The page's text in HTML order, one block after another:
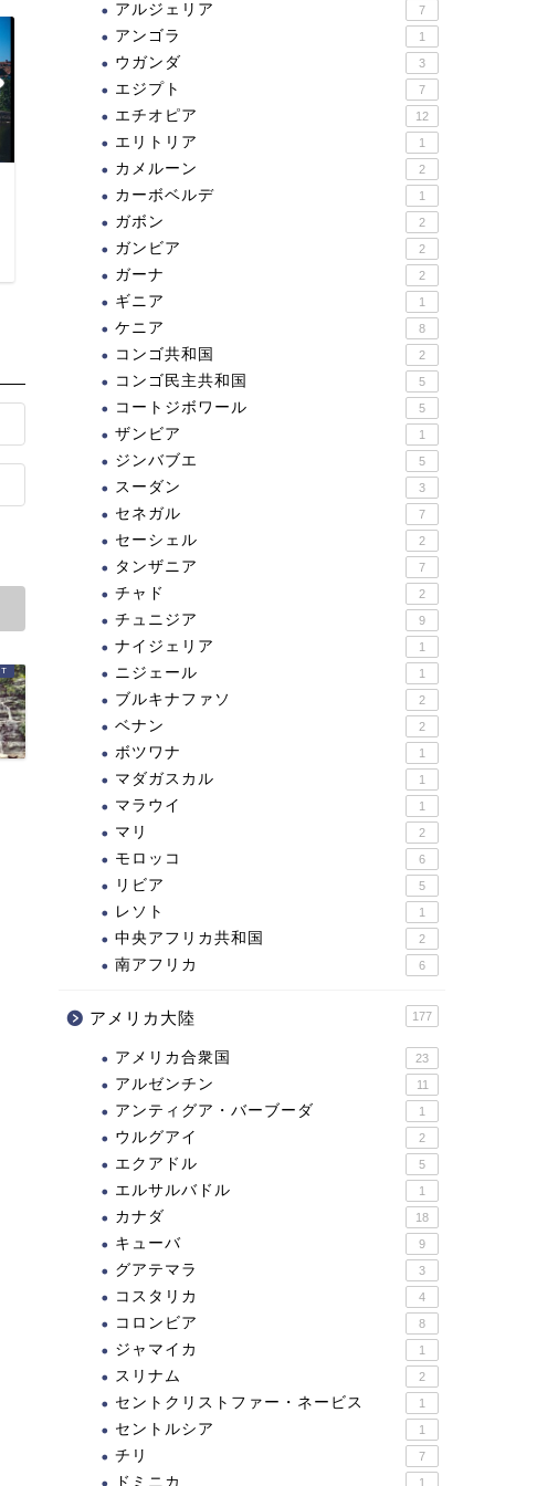
アテネのアクロポリス
セビリアの大聖堂、アルカ
サル、インディアス古文書
アルジェリア 7
アンゴラ 1
ウガンダ 3
エジプト 7
エチオピア 12
エリトリア 1
カメルーン 2
カーボベルデ 1
ガボン 2
ガンビア 2
ガーナ 2
ギニア 1
ケニア 8
コンゴ共和国 2
コンゴ民主共和国 5
コートジボワール 5
ザンビア 1
ジンバブエ 5
スーダン 3
セネガル 7
セーシェル 2
タンザニア 7
チャド 2
チュニジア 9
ナイジェリア 1
ニジェール 1
ブルキナファソ 2
ベナン 2
ボツワナ 1
マダガスカル 1
マラウイ 1
マリ 2
モロッコ 6
リビア 5
レソト 1
中央アフリカ共和国 2
南アフリカ 6
アメリカ大陸 177
アメリカ合衆国 23
アルゼンチン 11
アンティグア・バーブーダ 1
ウルグアイ 2
エクアドル 5
エルサルバドル 1
カナダ 18
キューバ 9
グアテマラ 3
コスタリカ 4
コロンビア 8
ジャマイカ 1
スリナム 2
セントクリストファー・ネービス 1
セントルシア 1
チリ 7
ドミニカ 1